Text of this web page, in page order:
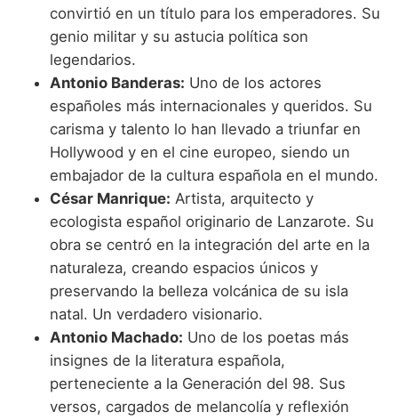
convirtió en un título para los emperadores. Su
genio militar y su astucia política son
legendarios.
Antonio Banderas: Uno de los actores
españoles más internacionales y queridos. Su
carisma y talento lo han llevado a triunfar en
Hollywood y en el cine europeo, siendo un
embajador de la cultura española en el mundo.
César Manrique: Artista, arquitecto y
ecologista español originario de Lanzarote. Su
obra se centró en la integración del arte en la
naturaleza, creando espacios únicos y
preservando la belleza volcánica de su isla
natal. Un verdadero visionario.
Antonio Machado: Uno de los poetas más
insignes de la literatura española,
perteneciente a la Generación del 98. Sus
versos, cargados de melancolía y reflexión